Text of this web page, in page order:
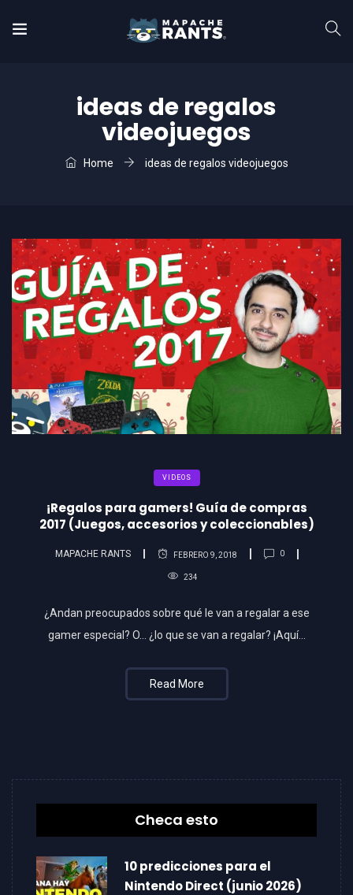
ideas de regalos
videojuegos
Home ideas de regalos videojuegos
VIDEOS
¡Regalos para gamers! Guía de compras
2017 (Juegos, accesorios y coleccionables)
MAPACHE RANTS FEBRERO 9, 2018 0
234
¿Andan preocupados sobre qué le van a regalar a ese
gamer especial? O… ¿lo que se van a regalar? ¡Aquí…
Read More
Checa esto
10 predicciones para el
Nintendo Direct (junio 2026)